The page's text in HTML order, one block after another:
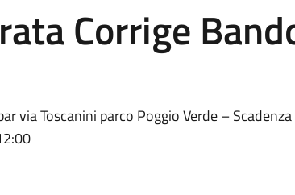
Corrige
via Toscanini parco Poggio Verde –